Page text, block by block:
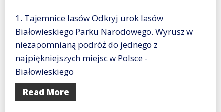
1. Tajemnice lasów Odkryj urok lasów
Białowieskiego Parku Narodowego. Wyrusz w
niezapomnianą podróż do jednego z
najpiękniejszych miejsc w Polsce -
Białowieskiego
Read More